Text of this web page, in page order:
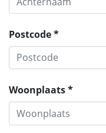
Postcode *
Woonplaats *